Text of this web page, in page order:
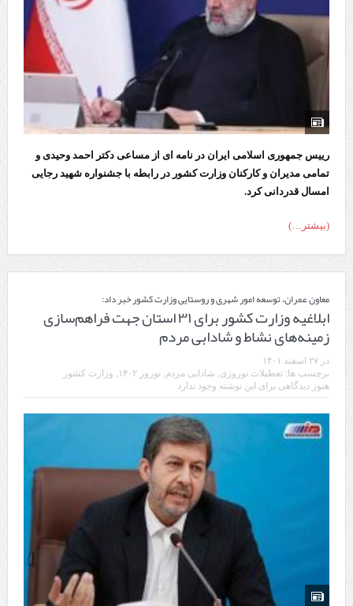
رییس جمهوری اسلامی ایران در نامه ای از مساعی دکتر احمد وحیدی و
تمامی مدیران و کارکنان وزارت کشور در رابطه با جشنواره شهید رجایی
امسال قدردانی کرد.
(بیشتر…)
معاون عمران، توسعه امور شهری و روستایی وزارت کشور خبر داد:
ابلاغیه وزارت کشور برای ۳۱ استان جهت فراهم‌سازی
زمینه‌های نشاط و شادابی مردم
در ۲۷ اسفند ۱۴۰۱
برچسب ها: تعطیلات نوروزی شادابی مردم نوروز ۱۴۰۲
وزارت کشور
هنوز دیدگاهی برای این نوشته وجود ندارد